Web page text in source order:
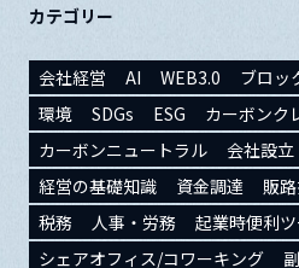
カテゴリー
会社経営 AI WEB3.0 ブロッ
環境
SDGs ESG
カーボンク
カーボンニュートラル
会社設立
経営の基礎知識
資金調達 販
税務
人事・労務
起業時便利
シェアオフィス/コワーキング